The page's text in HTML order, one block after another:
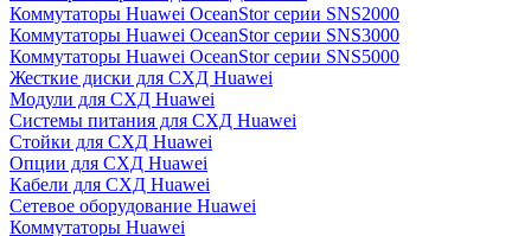
Коммутаторы Huawei OceanStor серии SNS2000
Коммутаторы Huawei OceanStor серии SNS3000
Коммутаторы Huawei OceanStor серии SNS5000
Жесткие диски для СХД Huawei
Модули для СХД Huawei
Системы питания для СХД Huawei
Стойки для СХД Huawei
Опции для СХД Huawei
Кабели для СХД Huawei
Сетевое оборудование Huawei
Коммутаторы Huawei